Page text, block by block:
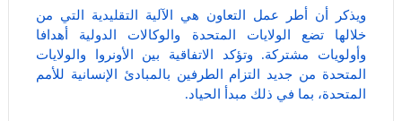
ويذكر أن أطر عمل التعاون هي الآلية التقليدية التي من
خلالها تضع الولايات المتحدة والوكالات الدولية أهدافا
وأولويات مشتركة. وتؤكد الاتفاقية بين الأونروا والولايات
المتحدة من جديد التزام الطرفين بالمبادئ الإنسانية للأمم
المتحدة، بما في ذلك مبدأ الحياد.